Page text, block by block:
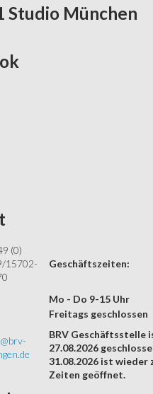
Studio München
(0)
15702-
Geschäftszeiten:
Mo - Do 9-15 Uhr
Freitags geschlossen
BRV Geschäftsstelle
27.08.2026
31.08.2026 ist wieder
Zeiten geöffnet.